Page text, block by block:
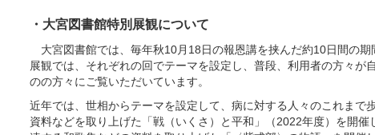
・大宮図書館特別展観について
大宮図書館では、毎年秋10月18日の報恩講を挟んだ約10日間の期
展観では、それぞれの回でテーマを設定し、普段、利用者の方々
のの方々にご覧いただいています。
近年では、世相からテーマを設定して、病に対する人々のこれま
資料などを取り上げた「戦（いくさ）と平和」（2022年度）を開